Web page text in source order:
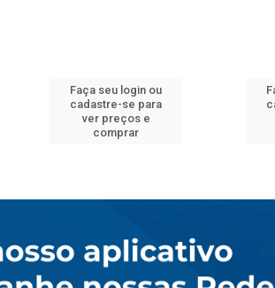
Faça seu login ou
cadastre-se para
ver preços e
comprar